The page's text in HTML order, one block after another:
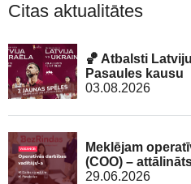
Citas aktualitātes
🏀 Atbalsti
Pasaules kausu
03.08.2026
Meklējam
(COO) –
29.06.2026